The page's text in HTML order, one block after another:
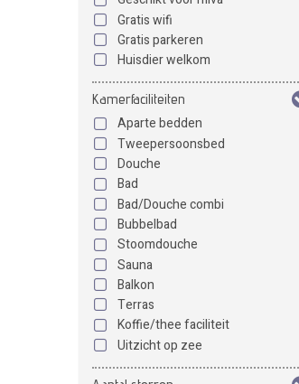
Gratis wifi
Gratis parkeren
Huisdier welkom
Kamerfaciliteiten
Aparte bedden
Tweepersoonsbed
Douche
Bad
Bad/Douche combi
Bubbelbad
Stoomdouche
Sauna
Balkon
Terras
Koffie/thee faciliteit
Uitzicht op zee